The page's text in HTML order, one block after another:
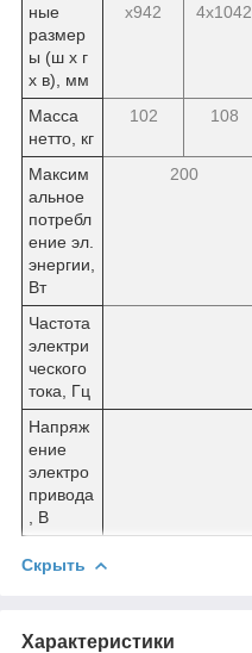
ные
размер
ы (ш х г
х в), мм
х942
4х1042
Масса
нетто, кг
102 108
Максим
альное
потребл
ение эл.
энергии,
Вт
200
Частота
электри
ческого
тока, Гц
Напряж
ение
электро
привода
, В
Скрыть
Характеристики